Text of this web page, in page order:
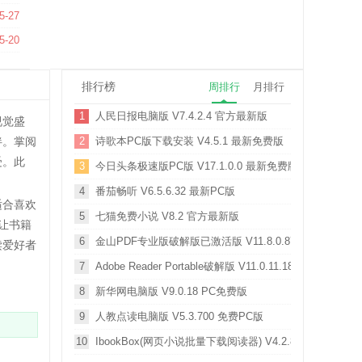
27
版
20
盛
掌阅
。此
喜欢
书籍
好者
排行榜 周排行 月排行
1 人民日报电脑版 V7.4.2.4 官方最新版
2 诗歌本PC版下载安装 V4.5.1 最新免费版
3 今日头条极速版PC版 V17.1.0.0 最新免费版
4 番茄畅听 V6.5.6.32 最新PC版
5 七猫免费小说 V8.2 官方最新版
6 金山PDF专业版破解版已激活版 V11.8.0.8704 授权验证版
7 Adobe Reader Portable破解版 V11.0.11.18 绿色便携版
8 新华网电脑版 V9.0.18 PC免费版
9 人教点读电脑版 V5.3.700 免费PC版
10 IbookBox(网页小说批量下载阅读器) V4.2.8.0 官方最新版